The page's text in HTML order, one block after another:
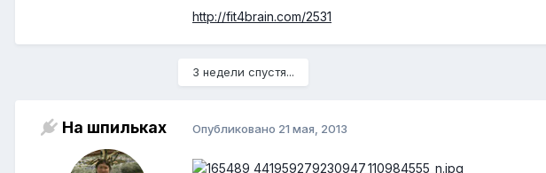
http://fit4brain.com/2531
3 недели спустя...
На шпильках Опубликовано 21 мая, 2013